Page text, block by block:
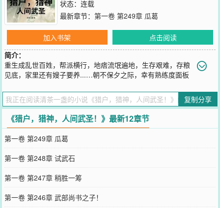
状态：连载
最新章节： 第一卷 第249章 瓜葛
加入书架
点击阅读
简介：
重生成乱世百姓，帮派横行，地痞流氓遍地，生存艰难，存粮
见底，家里还有嫂子要养...…朝不保夕之际，幸有熟练度面板
桩】【等级：圆满（1/3200）】【效果：整合；灵活；固本；培元；
传力；重心】“……”【技能：太极拳】【境界：入道】【效果：阴阳
分化】“.........”入门、熟练、精通、小成、大成、圆满、演化、入道！
努力就会提升！层层升级递进，直达巅峰！
您要是觉得《
猎户，猎神，人间武圣！
QQ群和微博微信里的朋友推荐哦！
复制分享
《猎户，猎神，人间武圣！》最新12章节
第一卷 第249章 瓜葛
第一卷 第248章 试武石
第一卷 第247章 稍胜一筹
第一卷 第246章 武部尚书之子！